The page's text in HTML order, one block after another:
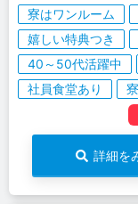
寮はワンルーム
嬉しい特典つき
40～50代活躍中
社員食堂あり
詳細を